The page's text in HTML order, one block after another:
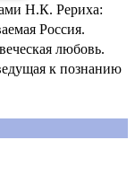
Н.К. Рериха:
Россия.
любовь.
к познанию